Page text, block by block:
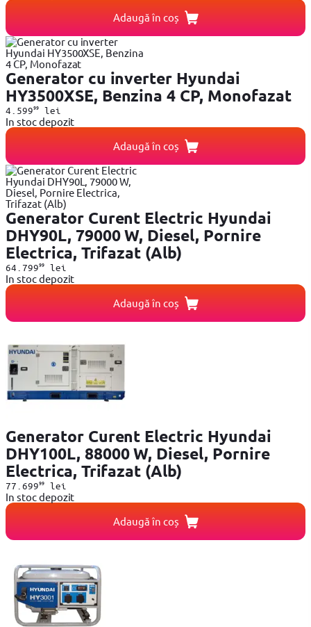
Adaugă în coș
Generator cu inverter Hyundai
HY3500XSE, Benzina 4 CP, Monofazat
4.59999lei
In stoc depozit
Adaugă în coș
Generator Curent Electric Hyundai
DHY90L, 79000 W, Diesel, Pornire
Electrica, Trifazat (Alb)
64.79999lei
In stoc depozit
Adaugă în coș
Generator Curent Electric Hyundai
DHY100L, 88000 W, Diesel, Pornire
Electrica, Trifazat (Alb)
77.69999lei
In stoc depozit
Adaugă în coș